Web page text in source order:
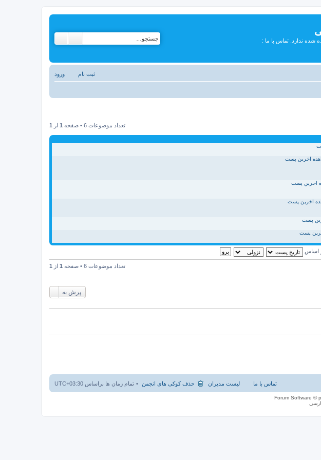
ندارد. تماس با ما :
ورود ثبت نام
تعداد موضوعات 6 • صفحه 1 از 1
اخرین پست
اخرین پست
اخرین پست
پست
پست
اساس
تعداد موضوعات 6 • صفحه 1 از 1
پرش به
تمام زمان ها براساس UTC+03:30 حذف کوکی های انجمن لیست مدیران تماس با ما